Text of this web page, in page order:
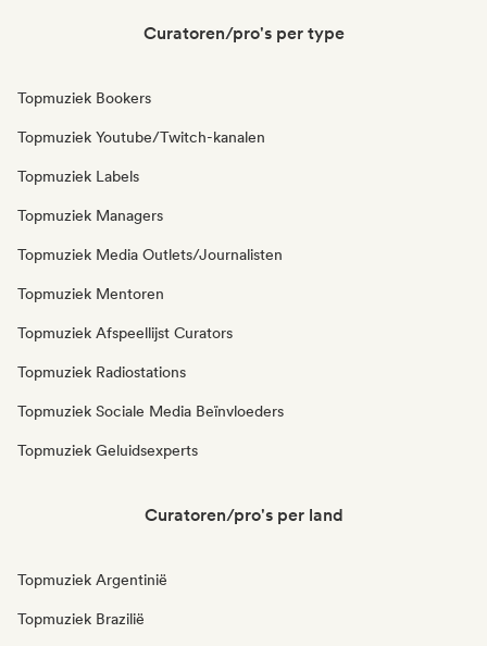
Curatoren/pro's per type
Topmuziek Bookers
Topmuziek Youtube/Twitch-kanalen
Topmuziek Labels
Topmuziek Managers
Topmuziek Media Outlets/Journalisten
Topmuziek Mentoren
Topmuziek Afspeellijst Curators
Topmuziek Radiostations
Topmuziek Sociale Media Beïnvloeders
Topmuziek Geluidsexperts
Curatoren/pro's per land
Topmuziek Argentinië
Topmuziek Brazilië